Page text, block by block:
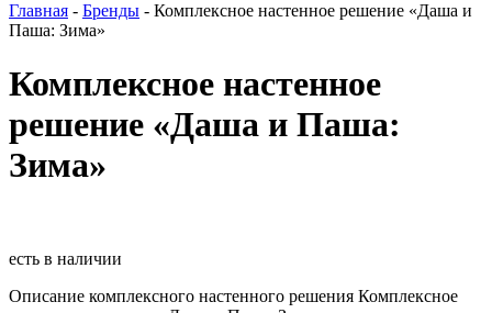
Главная - Бренды - Комплексное настенное решение «Даша и
Паша: Зима»
Комплексное настенное
решение «Даша и Паша:
Зима»
есть в наличии
Описание комплексного настенного решения Комплексное